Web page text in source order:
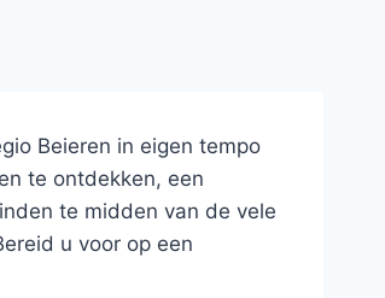
Beieren in eigen tempo
te ontdekken, een
te midden van de vele
u voor op een